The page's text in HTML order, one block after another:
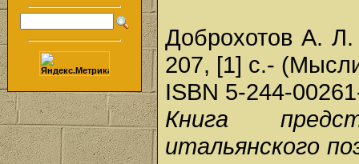
Доброхотов А.
207, [1] с.-
ISBN 5-244-
Книга
итальянского